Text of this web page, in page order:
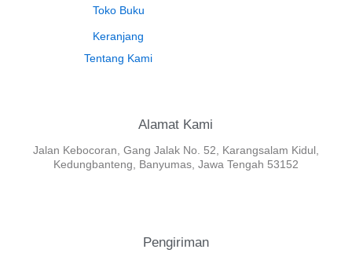
Toko Buku
Keranjang
Tentang Kami
Alamat Kami
Jalan Kebocoran, Gang Jalak No. 52, Karangsalam Kidul,
Kedungbanteng, Banyumas, Jawa Tengah 53152
Pengiriman